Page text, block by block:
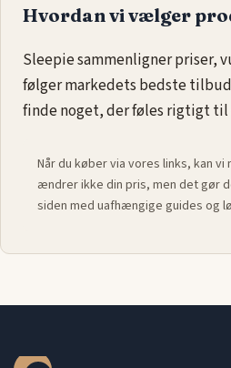
Hvordan vi vælger
Sleepie sammenligner priser,
følger markedets bedste
finde noget, der føles rigtigt til
Når du køber via vores links, kan
ændrer ikke din pris, men det gør
siden med uafhængige guides og